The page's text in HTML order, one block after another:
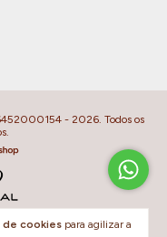
cookies para agilizar a
- 2026. Todos os